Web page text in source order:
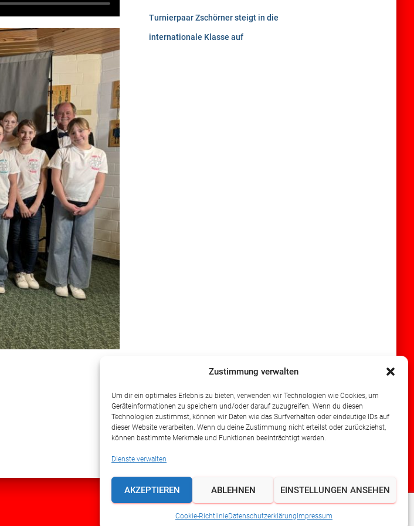
Zustimmung verwalten
Um dir ein optimales Erlebnis zu bieten, verwenden wir Technologien wie Cookies, um
Geräteinformationen zu speichern und/oder darauf zuzugreifen. Wenn du diesen
Technologien zustimmst, können wir Daten wie das Surfverhalten oder eindeutige IDs auf
dieser Website verarbeiten. Wenn du deine Zustimmung nicht erteilst oder zurückziehst,
können bestimmte Merkmale und Funktionen beeinträchtigt werden.
Dienste verwalten
AKZEPTIEREN ABLEHNEN EINSTELLUNGEN ANSEHEN
Cookie-RichtlinieDatenschutzerklärung Impressum
Turnierpaar Zschörner steigt in die
internationale Klasse auf